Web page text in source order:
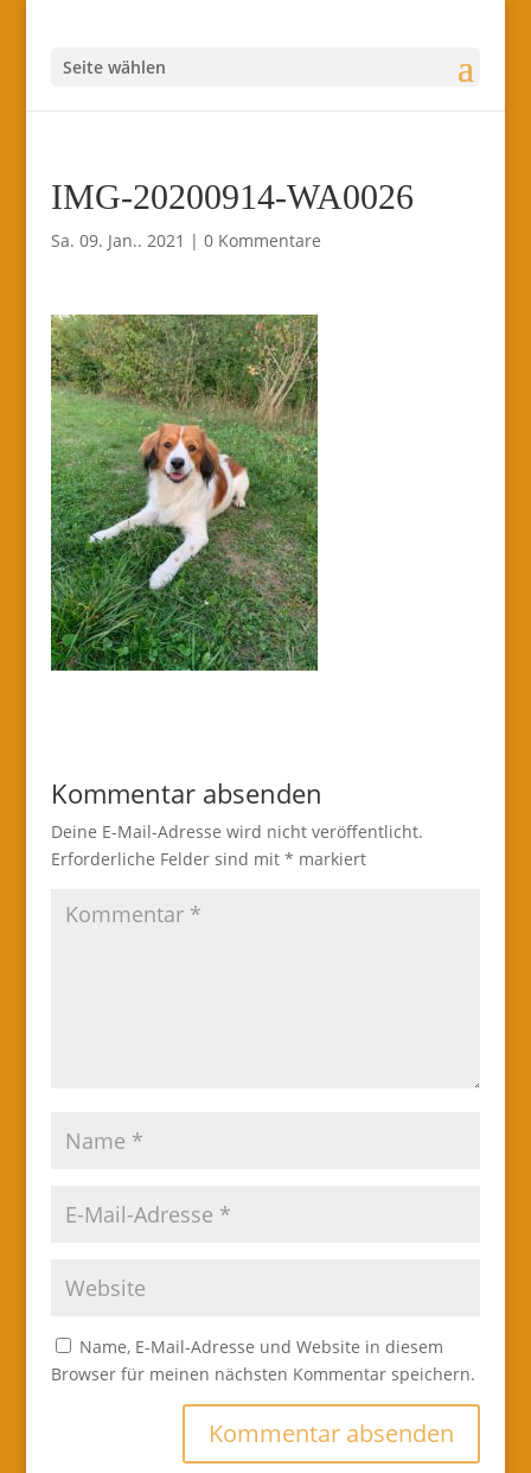
Seite wählen
IMG-20200914-WA0026
Sa. 09. Jan.. 2021 | 0 Kommentare
Kommentar absenden
Deine E-Mail-Adresse wird nicht veröffentlicht.
Erforderliche Felder sind mit * markiert
Name, E-Mail-Adresse und Website in diesem
Browser für meinen nächsten Kommentar speichern.